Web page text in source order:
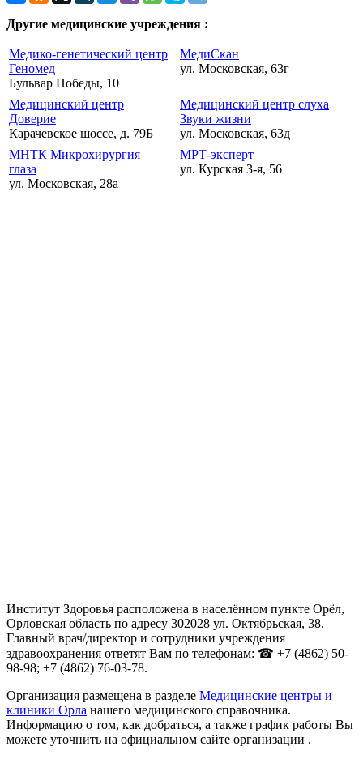
Другие медицинские учреждения :
Медико-генетический центр
Геномед
Бульвар Победы, 10
МедиСкан
ул. Московская, 63г
Медицинский центр
Доверие
Карачевское шоссе, д. 79Б
Медицинский центр слуха
Звуки жизни
ул. Московская, 63д
МНТК Микрохирургия
глаза
ул. Московская, 28а
МРТ-эксперт
ул. Курская 3-я, 56
Институт Здоровья расположена в населённом пункте Орёл,
Орловская область по адресу 302028 ул. Октябрьская, 38.
Главный врач/директор и сотрудники учреждения
здравоохранения ответят Вам по телефонам: ☎ +7 (4862) 50-
98-98; +7 (4862) 76-03-78.
Организация размещена в разделе Медицинские центры и
клиники Орла нашего медицинского справочника.
Информацию о том, как добраться, а также график работы Вы
можете уточнить на официальном сайте организации .